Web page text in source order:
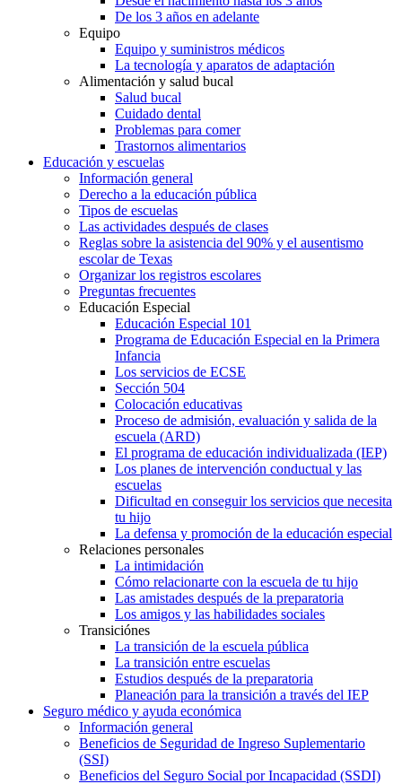
De los 3 años en adelante
Equipo
Equipo y suministros médicos
La tecnología y aparatos de adaptación
Alimentación y salud bucal
Salud bucal
Cuidado dental
Problemas para comer
Trastornos alimentarios
Educación y escuelas
Información general
Derecho a la educación pública
Tipos de escuelas
Las actividades después de clases
Reglas sobre la asistencia del 90% y el ausentismo
escolar de Texas
Organizar los registros escolares
Preguntas frecuentes
Educación Especial
Educación Especial 101
Programa de Educación Especial en la Primera
Infancia
Los servicios de ECSE
Sección 504
Colocación educativas
Proceso de admisión, evaluación y salida de la
escuela (ARD)
El programa de educación individualizada (IEP)
Los planes de intervención conductual y las
escuelas
Dificultad en conseguir los servicios que necesita
tu hijo
La defensa y promoción de la educación especial
Relaciones personales
La intimidación
Cómo relacionarte con la escuela de tu hijo
Las amistades después de la preparatoria
Los amigos y las habilidades sociales
Transiciónes
La transición de la escuela pública
La transición entre escuelas
Estudios después de la preparatoria
Planeación para la transición a través del IEP
Seguro médico y ayuda económica
Información general
Beneficios de Seguridad de Ingreso Suplementario
(SSI)
Beneficios del Seguro Social por Incapacidad (SSDI)